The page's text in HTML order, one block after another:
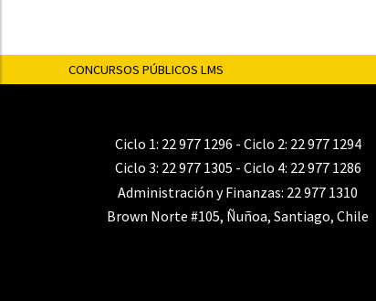
CONCURSOS PÚBLICOS LMS
Ciclo 1: 22 977 1296 - Ciclo 2: 22 977 1294
Ciclo 3: 22 977 1305 - Ciclo 4: 22 977 1286
Administración y Finanzas: 22 977 1310
Brown Norte #105, Ñuñoa, Santiago, Chile